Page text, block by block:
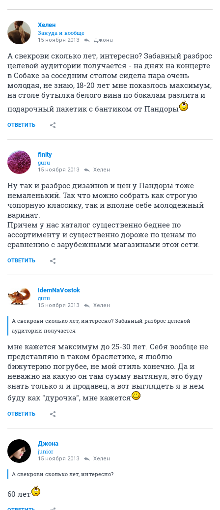
Хелен
Зануда и вообще
15 ноября 2013 Джона
А свекрови сколько лет, интересно? Забавный разброс
целевой аудитории получается - на днях на концерте
в Собаке за соседним столом сидела пара очень
молодая, не знаю, 18-20 лет мне показлось максимум,
на столе бутылка белого вина по бокалам разлита и
подарочный пакетик с бантиком от Пандоры
ОТВЕТИТЬ
finity
guru
15 ноября 2013 Хелен
Ну так и разброс дизайнов и цен у Пандоры тоже
немаленький. Так что можно собрать как строгую
чопорную классику, так и вполне себе молодежный
варинат.
Причем у нас каталог существенно беднее по
ассортименту и существенно дороже по ценам по
сравнению с зарубежными магазинами этой сети.
ОТВЕТИТЬ
IdemNaVostok
guru
15 ноября 2013 Хелен
А свекрови сколько лет, интересно? Забавный разброс целевой
аудитории получается
мне кажется максимум до 25-30 лет. Себя вообще не
представляю в таком браслетике, я люблю
бижутерию погрубее, не мой стиль конечно. Да и
неважно на какую он там сумму вытянул, это буду
знать только я и продавец, а вот выглядеть я в нем
буду как "дурочка", мне кажется
ОТВЕТИТЬ
Джона
junior
15 ноября 2013 Хелен
А свекрови сколько лет, интересно?
60 лет